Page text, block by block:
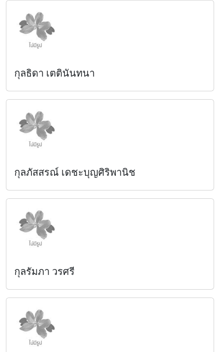
กุลธิดา เตตินันทนา
กุลภัสสรณ์ เดชะบุญศิริพานิช
กุลรัมภา วรศรี